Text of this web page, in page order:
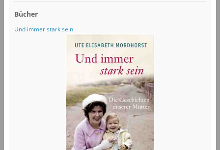
Bücher
Und immer stark sein